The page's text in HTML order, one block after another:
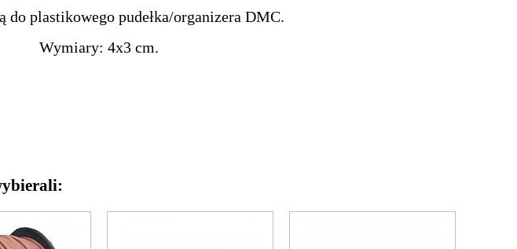
do plastikowego pudełka/organizera DMC.
Wymiary: 4x3 cm.